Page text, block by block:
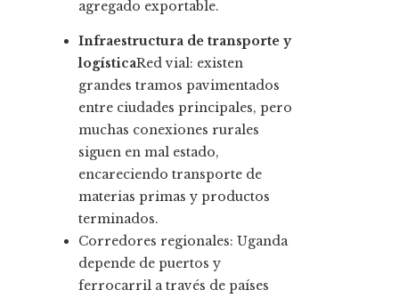
agregado exportable.
Infraestructura de transporte y
logísticaRed vial: existen
grandes tramos pavimentados
entre ciudades principales, pero
muchas conexiones rurales
siguen en mal estado,
encareciendo transporte de
materias primas y productos
terminados.
Corredores regionales: Uganda
depende de puertos y
ferrocarril a través de países